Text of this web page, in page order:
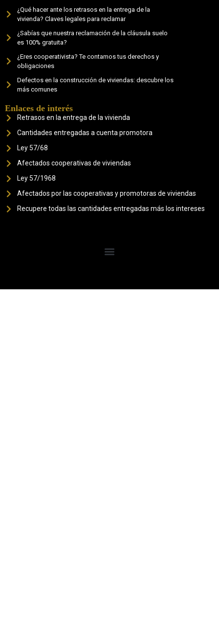
¿Qué hacer ante los retrasos en la entrega de la
vivienda? Claves legales para reclamar
¿Sabías que nuestra reclamación de la cláusula suelo
es 100% gratuita?
¿Eres cooperativista? Te contamos tus derechos y
obligaciones
Defectos en la construcción de viviendas: descubre los
más comunes
Enlaces de interés
Retrasos en la entrega de la vivienda
Cantidades entregadas a cuenta promotora
Ley 57/68
Afectados cooperativas de viviendas
Ley 57/1968
Afectados por las cooperativas y promotoras de viviendas
Recupere todas las cantidades entregadas más los intereses